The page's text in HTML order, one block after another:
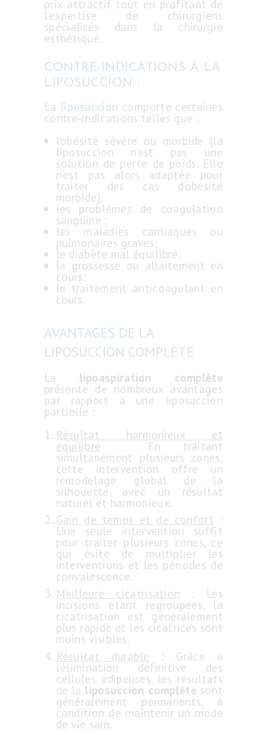
prix attractif tout en profitant de
l’expertise de chirurgiens
spécialisés dans la chirurgie
esthétique.
CONTRE-INDICATIONS À LA
LIPOSUCCION :
La liposuccion comporte certaines
contre-indications telles que :
l’obésité sévère ou morbide (la
liposuccion n’est pas une
solution de perte de poids. Elle
n’est pas alors adaptée pour
traiter des cas d’obésité
morbide);
les problèmes de coagulation
sanguine ;
les maladies cardiaques ou
pulmonaires graves;
le diabète mal équilibré;
la grossesse ou allaitement en
cours;
le traitement anticoagulant en
cours.
AVANTAGES DE LA
LIPOSUCCION COMPLÈTE
La lipoaspiration complète
présente de nombreux avantages
par rapport à une liposuccion
partielle :
Résultat harmonieux et
équilibré : En traitant
simultanément plusieurs zones,
cette intervention offre un
remodelage global de la
silhouette, avec un résultat
naturel et harmonieux.
Gain de temps et de confort :
Une seule intervention suffit
pour traiter plusieurs zones, ce
qui évite de multiplier les
interventions et les périodes de
convalescence.
Meilleure cicatrisation : Les
incisions étant regroupées, la
cicatrisation est généralement
plus rapide et les cicatrices sont
moins visibles.
Résultat durable : Grâce à
l’élimination définitive des
cellules adipeuses, les résultats
de la liposuccion complète sont
généralement permanents, à
condition de maintenir un mode
de vie sain.